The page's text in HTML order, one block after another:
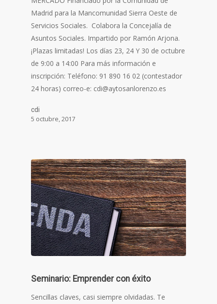
Madrid para la Mancomunidad Sierra Oeste de
Servicios Sociales. Colabora la Concejalía de
Asuntos Sociales. Impartido por Ramón Arjona.
¡Plazas limitadas! Los días 23, 24 Y 30 de octubre
de 9:00 a 14:00 Para más información e
inscripción: Teléfono: 91 890 16 02 (contestador
24 horas) correo-e: cdi@aytosanlorenzo.es
cdi
5 octubre, 2017
Seminario: Emprender con éxito
Sencillas claves, casi siempre olvidadas. Te